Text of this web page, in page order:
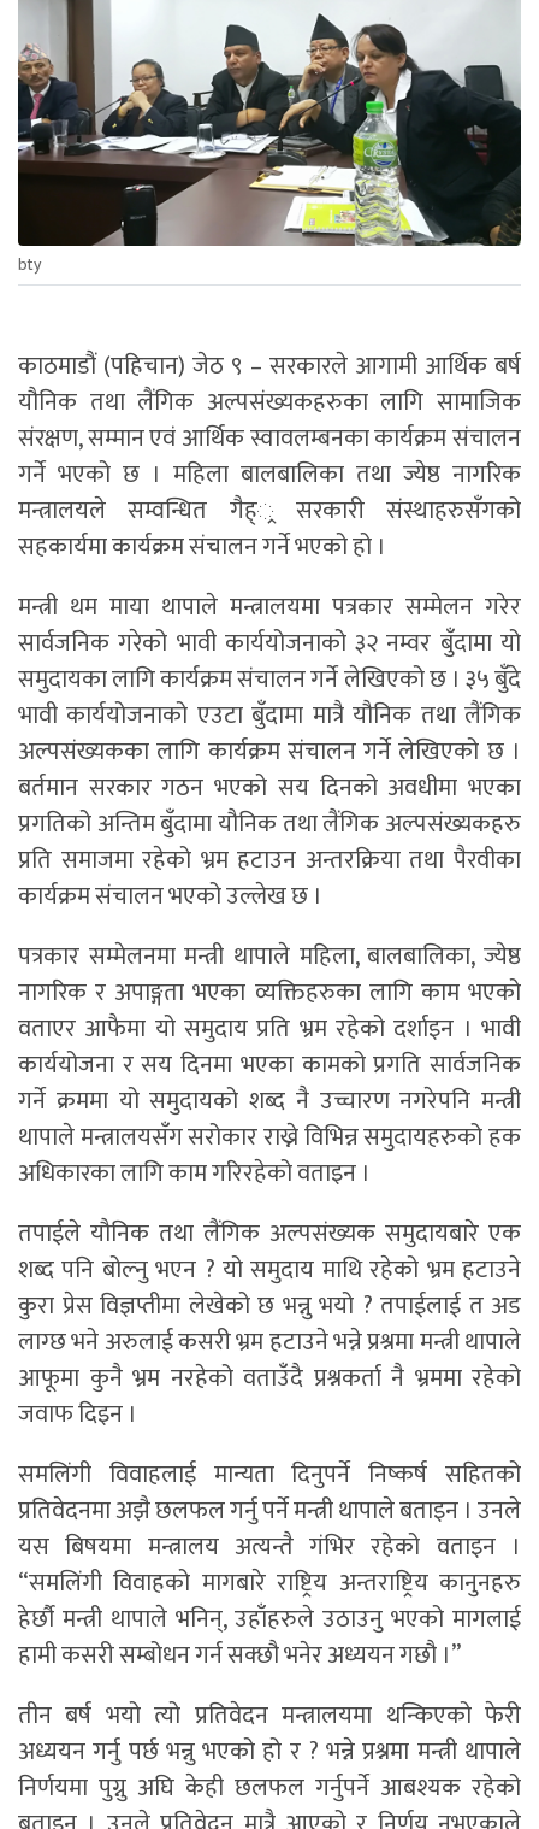
bty
काठमाडौं (पहिचान) जेठ ९ – सरकारले आगामी आर्थिक बर्ष
यौनिक तथा लैंगिक अल्पसंख्यकहरुका लागि सामाजिक
संरक्षण, सम्मान एवं आर्थिक स्वावलम्बनका कार्यक्रम संचालन
गर्ने भएको छ । महिला बालबालिका तथा ज्येष्ठ नागरिक
मन्त्रालयले सम्वन्धित गैह््र सरकारी संस्थाहरुसँगको
सहकार्यमा कार्यक्रम संचालन गर्ने भएको हो ।
मन्त्री थम माया थापाले मन्त्रालयमा पत्रकार सम्मेलन गरेर
सार्वजनिक गरेको भावी कार्ययोजनाको ३२ नम्वर बुँदामा यो
समुदायका लागि कार्यक्रम संचालन गर्ने लेखिएको छ । ३५ बुँदे
भावी कार्ययोजनाको एउटा बुँदामा मात्रै यौनिक तथा लैंगिक
अल्पसंख्यकका लागि कार्यक्रम संचालन गर्ने लेखिएको छ ।
बर्तमान सरकार गठन भएको सय दिनको अवधीमा भएका
प्रगतिको अन्तिम बुँदामा यौनिक तथा लैंगिक अल्पसंख्यकहरु
प्रति समाजमा रहेको भ्रम हटाउन अन्तरक्रिया तथा पैरवीका
कार्यक्रम संचालन भएको उल्लेख छ ।
पत्रकार सम्मेलनमा मन्त्री थापाले महिला, बालबालिका, ज्येष्ठ
नागरिक र अपाङ्गता भएका व्यक्तिहरुका लागि काम भएको
वताएर आफैमा यो समुदाय प्रति भ्रम रहेको दर्शाइन । भावी
कार्ययोजना र सय दिनमा भएका कामको प्रगति सार्वजनिक
गर्ने क्रममा यो समुदायको शब्द नै उच्चारण नगरेपनि मन्त्री
थापाले मन्त्रालयसँग सरोकार राख्ने विभिन्न समुदायहरुको हक
अधिकारका लागि काम गरिरहेको वताइन ।
तपाईले यौनिक तथा लैंगिक अल्पसंख्यक समुदायबारे एक
शब्द पनि बोल्नु भएन ? यो समुदाय माथि रहेको भ्रम हटाउने
कुरा प्रेस विज्ञप्तीमा लेखेको छ भन्नु भयो ? तपाईलाई त अड
लाग्छ भने अरुलाई कसरी भ्रम हटाउने भन्ने प्रश्नमा मन्त्री थापाले
आफूमा कुनै भ्रम नरहेको वताउँदै प्रश्नकर्ता नै भ्रममा रहेको
जवाफ दिइन ।
समलिंगी विवाहलाई मान्यता दिनुपर्ने निष्कर्ष सहितको
प्रतिवेदनमा अझै छलफल गर्नु पर्ने मन्त्री थापाले बताइन । उनले
यस बिषयमा मन्त्रालय अत्यन्तै गंभिर रहेको वताइन ।
“समलिंगी विवाहको मागबारे राष्ट्रिय अन्तराष्ट्रिय कानुनहरु
हेर्छौ मन्त्री थापाले भनिन्, उहाँहरुले उठाउनु भएको मागलाई
हामी कसरी सम्बोधन गर्न सक्छौ भनेर अध्ययन गछौ ।”
तीन बर्ष भयो त्यो प्रतिवेदन मन्त्रालयमा थन्किएको फेरी
अध्ययन गर्नु पर्छ भन्नु भएको हो र ? भन्ने प्रश्नमा मन्त्री थापाले
निर्णयमा पुग्नु अघि केही छलफल गर्नुपर्ने आबश्यक रहेको